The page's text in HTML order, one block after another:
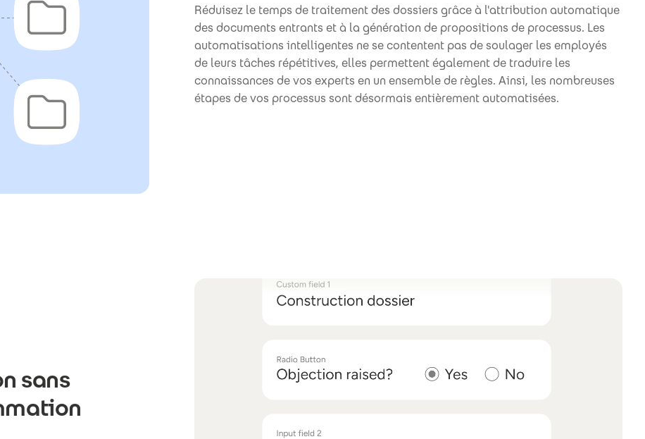
Réduisez le temps de traitement des dossiers grâce à l'attribution automatique
des documents entrants et à la génération de propositions de processus. Les
automatisations intelligentes ne se contentent pas de soulager les employés
de leurs tâches répétitives, elles permettent également de traduire les
connaissances de vos experts en un ensemble de règles. Ainsi, les nombreuses
étapes de vos processus sont désormais entièrement automatisées.
sans